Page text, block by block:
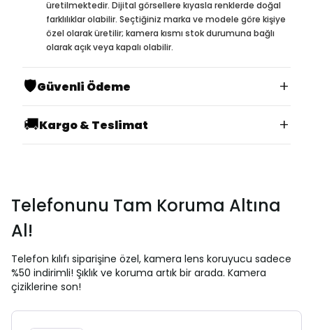
üretilmektedir. Dijital görsellere kıyasla renklerde doğal
farklılıklar olabilir. Seçtiğiniz marka ve modele göre kişiye
özel olarak üretilir; kamera kısmı stok durumuna bağlı
olarak açık veya kapalı olabilir.
🛡️Güvenli Ödeme
+
🚚Kargo & Teslimat +
Telefonunu Tam Koruma Altına
Al!
Telefon kılıfı siparişine özel, kamera lens koruyucu sadece
%50 indirimli! Şıklık ve koruma artık bir arada. Kamera
çiziklerine son!